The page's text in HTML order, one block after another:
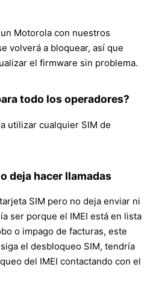
Motorola con nuestros
volverá a bloquear, así que
el firmware sin problema.
todo los operadores?
utilizar cualquier SIM de
deja hacer llamadas
SIM pero no deja enviar ni
ser porque el IMEI está en lista
o impago de facturas, este
el desbloqueo SIM, tendría
del IMEI contactando con el